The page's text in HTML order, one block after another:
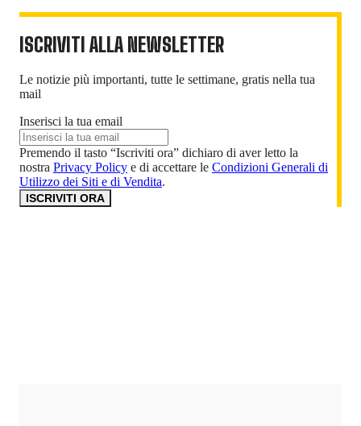
ISCRIVITI ALLA NEWSLETTER
Le notizie più importanti, tutte le settimane, gratis nella tua
mail
Inserisci la tua email
Premendo il tasto “Iscriviti ora” dichiaro di aver letto la
nostra Privacy Policy e di accettare le Condizioni Generali di
Utilizzo dei Siti e di Vendita.
ISCRIVITI ORA